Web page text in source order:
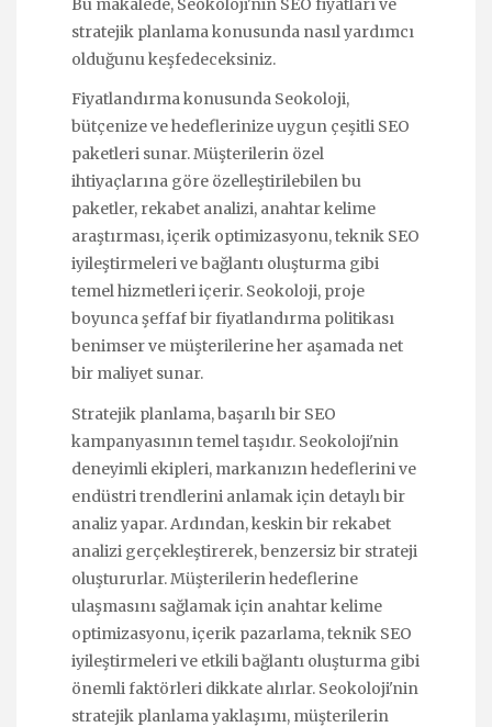
Bu makalede, Seokoloji'nin SEO fiyatları ve
stratejik planlama konusunda nasıl yardımcı
olduğunu keşfedeceksiniz.
Fiyatlandırma konusunda Seokoloji,
bütçenize ve hedeflerinize uygun çeşitli SEO
paketleri sunar. Müşterilerin özel
ihtiyaçlarına göre özelleştirilebilen bu
paketler, rekabet analizi, anahtar kelime
araştırması, içerik optimizasyonu, teknik SEO
iyileştirmeleri ve bağlantı oluşturma gibi
temel hizmetleri içerir. Seokoloji, proje
boyunca şeffaf bir fiyatlandırma politikası
benimser ve müşterilerine her aşamada net
bir maliyet sunar.
Stratejik planlama, başarılı bir SEO
kampanyasının temel taşıdır. Seokoloji'nin
deneyimli ekipleri, markanızın hedeflerini ve
endüstri trendlerini anlamak için detaylı bir
analiz yapar. Ardından, keskin bir rekabet
analizi gerçekleştirerek, benzersiz bir strateji
oluştururlar. Müşterilerin hedeflerine
ulaşmasını sağlamak için anahtar kelime
optimizasyonu, içerik pazarlama, teknik SEO
iyileştirmeleri ve etkili bağlantı oluşturma gibi
önemli faktörleri dikkate alırlar. Seokoloji'nin
stratejik planlama yaklaşımı, müşterilerin